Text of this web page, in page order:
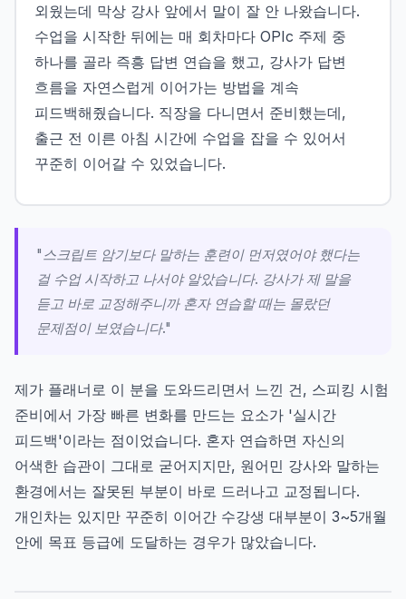
외웠는데 막상 강사 앞에서 말이 잘 안 나왔습니다.
수업을 시작한 뒤에는 매 회차마다 OPIc 주제 중
하나를 골라 즉흥 답변 연습을 했고, 강사가 답변
흐름을 자연스럽게 이어가는 방법을 계속
피드백해줬습니다. 직장을 다니면서 준비했는데,
출근 전 이른 아침 시간에 수업을 잡을 수 있어서
꾸준히 이어갈 수 있었습니다.
"스크립트 암기보다 말하는 훈련이 먼저였어야 했다는
걸 수업 시작하고 나서야 알았습니다. 강사가 제 말을
듣고 바로 교정해주니까 혼자 연습할 때는 몰랐던
문제점이 보였습니다."
제가 플래너로 이 분을 도와드리면서 느낀 건, 스피킹 시험
준비에서 가장 빠른 변화를 만드는 요소가 '실시간
피드백'이라는 점이었습니다. 혼자 연습하면 자신의
어색한 습관이 그대로 굳어지지만, 원어민 강사와 말하는
환경에서는 잘못된 부분이 바로 드러나고 교정됩니다.
개인차는 있지만 꾸준히 이어간 수강생 대부분이 3~5개월
안에 목표 등급에 도달하는 경우가 많았습니다.